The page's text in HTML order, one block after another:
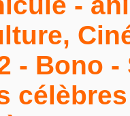
- Bono